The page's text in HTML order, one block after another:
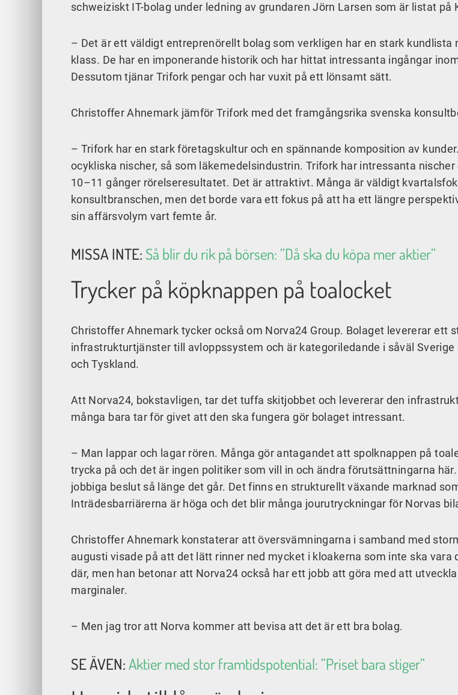
schweiziskt IT-bolag under ledning av grundaren Jörn Larsen som är listat på
– Det är ett väldigt entreprenörellt bolag som verkligen har en stark kundlista
klass. De har en imponerande historik och har hittat intressanta ingångar
Dessutom tjänar Trifork pengar och har vuxit på ett lönsamt sätt.
Christoffer Ahnemark jämför Trifork med det framgångsrika svenska
– Trifork har en stark företagskultur och en spännande komposition av
ocykliska nischer, så som läkemedelsindustrin. Trifork har intressanta
10–11 gånger rörelseresultatet. Det är attraktivt. Många är väldigt
konsultbranschen, men det borde vara ett fokus på att ha ett längre
sin affärsvolym vart femte år.
MISSA INTE: Så blir du rik på börsen: ”Då ska du köpa mer aktier”
Trycker på köpknappen på toalocket
Christoffer Ahnemark tycker också om Norva24 Group. Bolaget levererar ett
infrastrukturtjänster till avloppssystem och är kategoriledande i såväl Sverige
och Tyskland.
Att Norva24, bokstavligen, tar det tuffa skitjobbet och levererar den
många bara tar för givet att den ska fungera gör bolaget intressant.
– Man lappar och lagar rören. Många gör antagandet att spolknappen på
trycka på och det är ingen politiker som vill in och ändra förutsättningarna
jobbiga beslut så länge det går. Det finns en strukturellt växande marknad
Inträdesbarriärerna är höga och det blir många jourutryckningar för Norvas
Christoffer Ahnemark konstaterar att översvämningarna i samband med
augusti visade på att det lätt rinner ned mycket i kloakerna som inte ska vara
där, men han betonar att Norva24 också har ett jobb att göra med att
marginaler.
– Men jag tror att Norva kommer att bevisa att det är ett bra bolag.
SE ÄVEN:Aktier med stor framtidspotential: ”Priset bara stiger”